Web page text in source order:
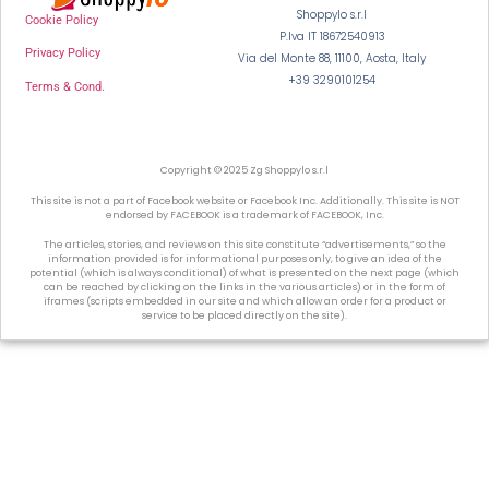
Cookie Policy
Privacy Policy
Terms & Cond.
Shoppylo s.r.l
P.Iva IT 18672540913
Via del Monte 88, 11100, Aosta, Italy
+39 3290101254
Copyright © 2025 Zg Shoppylo s.r.l
This site is not a part of Facebook website or Facebook Inc. Additionally. This site is NOT
endorsed by FACEBOOK is a trademark of FACEBOOK, Inc.
The articles, stories, and reviews on this site constitute “advertisements,” so the
information provided is for informational purposes only, to give an idea of the
potential (which is always conditional) of what is presented on the next page (which
can be reached by clicking on the links in the various articles) or in the form of
iframes (scripts embedded in our site and which allow an order for a product or
service to be placed directly on the site).